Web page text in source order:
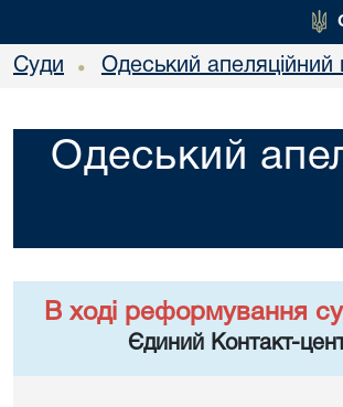
Суди • Одеський апеляційний
Одеський
В ході реформування
Єдиний Контакт-